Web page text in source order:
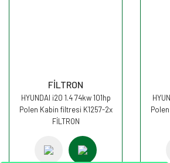
FİLTRON
HYUNDAI i20 1.4 74kw 101hp
Polen Kabin filtresi K1257-2x
FİLTRON